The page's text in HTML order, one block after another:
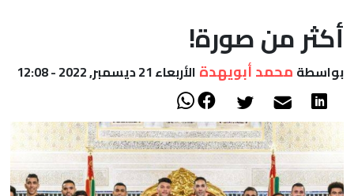
الصحراء
أكثر من صورة!
بواسطة محمد أبويهدة الأربعاء 21 ديسمبر, 2022 - 12:08